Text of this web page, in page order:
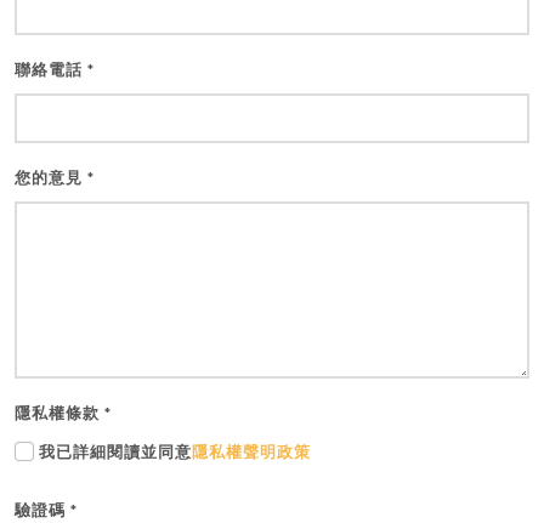
聯絡電話 *
您的意見 *
隱私權條款 *
我已詳細閱讀並同意隱私權聲明政策
驗證碼 *